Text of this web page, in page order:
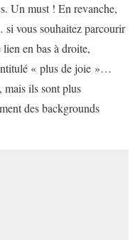
Un must ! En revanche,
si vous souhaitez parcourir
en bas à droite,
« plus de joie »…
mais ils sont plus
des backgrounds